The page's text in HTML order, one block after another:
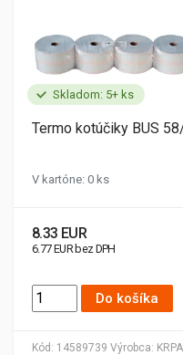
Skladom: 5+ ks
Kód: 14589739 Výrobca: KRPA
Termo kotúčiky BUS
V kartóne: 0 ks
8.33 EUR
6.77 EUR bez DPH
Do košíka